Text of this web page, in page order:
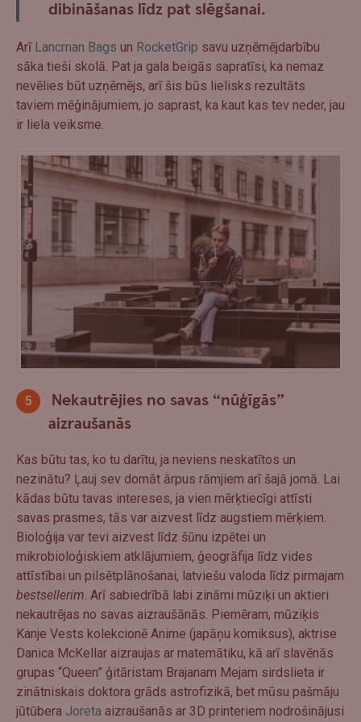
dibināšanas līdz pat slēgšanai.
Arī Lancman Bags un RocketGrip savu uzņēmējdarbību
sāka tieši skolā. Pat ja gala beigās sapratīsi, ka nemaz
nevēlies būt uzņēmējs, arī šis būs lielisks rezultāts
taviem mēģinājumiem, jo saprast, ka kaut kas tev neder, jau
ir liela veiksme.
Nekautrējies no savas “nūģīgās”
aizraušanās
Kas būtu tas, ko tu darītu, ja neviens neskatītos un
nezinātu? Ļauj sev domāt ārpus rāmjiem arī šajā jomā. Lai
kādas būtu tavas intereses, ja vien mērķtiecīgi attīsti
savas prasmes, tās var aizvest līdz augstiem mērķiem.
Bioloģija var tevi aizvest līdz šūnu izpētei un
mikrobioloģiskiem atklājumiem, ģeogrāfija līdz vides
attīstībai un pilsētplānošanai, latviešu valoda līdz pirmajam
bestsellerim . Arī sabiedrībā labi zināmi mūziķi un aktieri
nekautrējas no savas aizraušānās. Piemēram, mūziķis
Kanje Vests kolekcionē Anime (japāņu komiksus), aktrise
Danica McKellar aizraujas ar matemātiku, kā arī slavēnās
grupas “Queen” ģitāristam Brajanam Mejam sirdslieta ir
zinātniskais doktora grāds astrofizikā, bet mūsu pašmāju
jūtūbera Joreta aizraušanās ar 3D printeriem nodrošinājusi